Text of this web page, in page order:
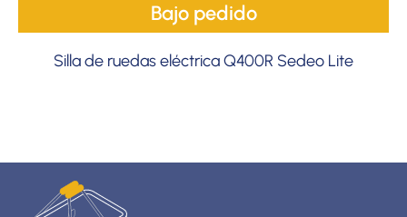
Bajo pedido
Silla de ruedas eléctrica Q400R Sedeo Lite